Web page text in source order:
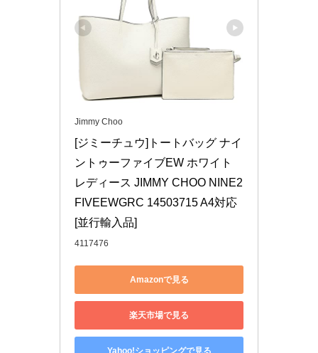
Jimmy Choo
[ジミーチュウ]トートバッグ ナイ
ントゥーファイブEW ホワイト
レディース JIMMY CHOO NINE2
FIVEEWGRC 14503715 A4対応
[並行輸入品]
4117476
Amazonで見る
楽天市場で見る
Yahoo!ショッピングで見る